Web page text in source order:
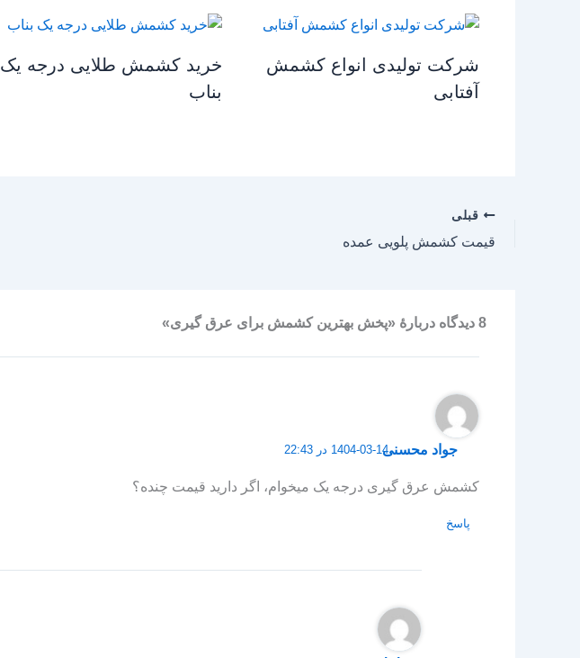
شرکت تولیدی انواع کشمش
آفتابی
خرید کشمش طلایی درجه یک
بناب
قبلی
قیمت کشمش پلویی عمده
8 دیدگاه دربارهٔ «پخش بهترین کشمش برای عرق گیری»
جواد محسنی1404-03-14 در 22:43
کشمش عرق گیری درجه یک میخوام، اگر دارید قیمت چنده؟
پاسخ